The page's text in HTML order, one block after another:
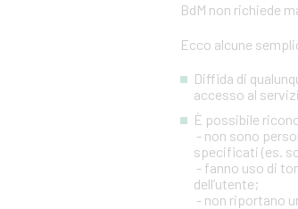
BdM non richiede
Ecco alcune
Diffida di
accesso al
È possibile
- non sono
specificati (es.
- fanno uso di
dell’utente;
- non riportano